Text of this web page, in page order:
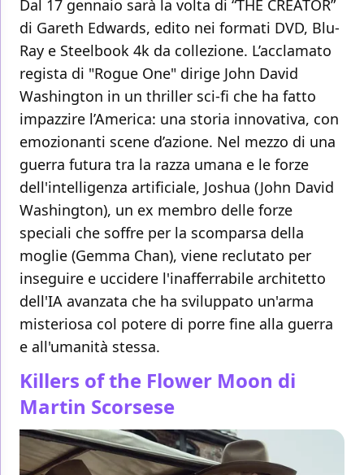
Dal 17 gennaio sarà la volta di “THE CREATOR”
di Gareth Edwards, edito nei formati DVD, Blu-
Ray e Steelbook 4k da collezione. L’acclamato
regista di "Rogue One" dirige John David
Washington in un thriller sci-fi che ha fatto
impazzire l’America: una storia innovativa, con
emozionanti scene d’azione. Nel mezzo di una
guerra futura tra la razza umana e le forze
dell'intelligenza artificiale, Joshua (John David
Washington), un ex membro delle forze
speciali che soffre per la scomparsa della
moglie (Gemma Chan), viene reclutato per
inseguire e uccidere l'inafferrabile architetto
dell'IA avanzata che ha sviluppato un'arma
misteriosa col potere di porre fine alla guerra
e all'umanità stessa.
Killers of the Flower Moon di
Martin Scorsese